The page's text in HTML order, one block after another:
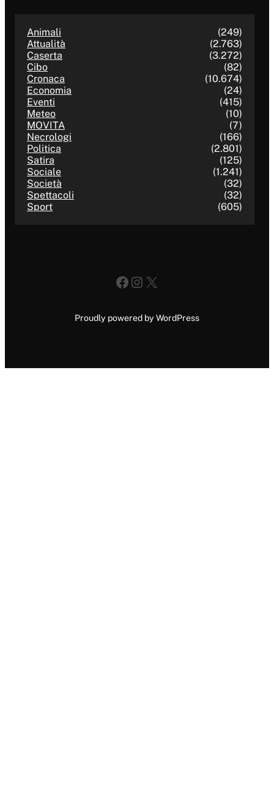
Animali
(249)
Attualità
(2.763)
Caserta
(3.272)
Cibo
(82)
Cronaca
(10.674)
Economia
(24)
Eventi
(415)
Meteo
(10)
MOVITA
(7)
Necrologi
(166)
Politica
(2.801)
Satira
(125)
Sociale
(1.241)
Società
(32)
Spettacoli
(32)
Sport
(605)
Facebook
Instagram
X
Proudly powered by WordPress